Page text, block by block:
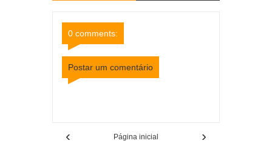
0 comments:
Postar um comentário
‹ ›
Página inicial